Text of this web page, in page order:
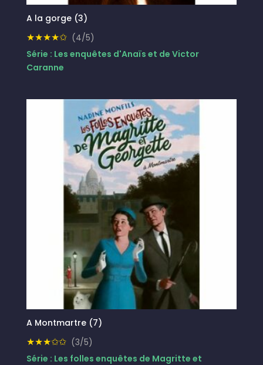
A la gorge (3)
★★★★✩ (4/5)
Série : Les enquêtes d'Anaïs et de Victor
Caranne
A Montmartre (7)
★★★✩✩ (3/5)
Série : Les folles enquêtes de Magritte et